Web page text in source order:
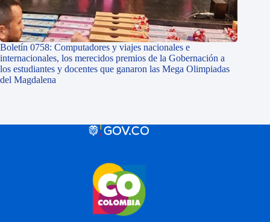
Boletín 0758: Computadores y viajes nacionales e
internacionales, los merecidos premios de la Gobernación a
los estudiantes y docentes que ganaron las Mega Olimpiadas
del Magdalena